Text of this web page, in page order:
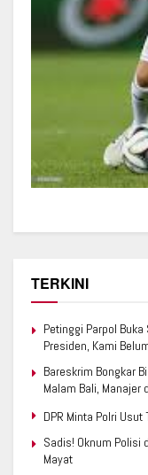
TERKINI
Petinggi Parpol
Presiden, Kami
Bareskrim Bongkar
Malam Bali, Manajer
DPR Minta Polri
Sadis! Oknum Polisi
Mayat